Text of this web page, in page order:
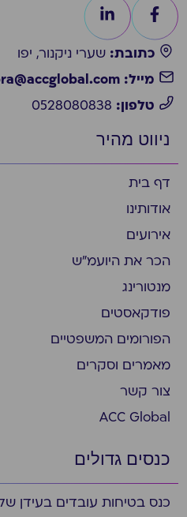
כתובת: שערי ניקנור, יפו
מייל: l.alkolombra@accglobal.com
טלפון:
ניווט מהיר
דף בית
אודותינו
אירועים
הכר את היועמ״ש
מנטורינג
פודקאסטים
הפורומים המשפטיים
מאמרים וסקרים
צור קשר
ACC Global
כנסים גדולים
כנס בטיחות עובדים בעידן של